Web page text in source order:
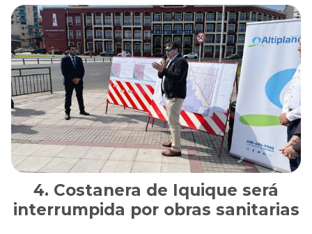
Costanera de Iquique será
interrumpida por obras sanitarias